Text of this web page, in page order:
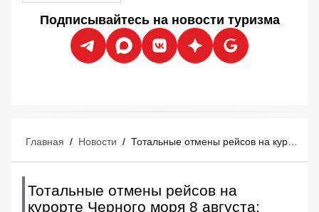
Подписывайтесь на новости туризма
Главная / Новости /
Тотальные отмены рейсов на
курорте Черного моря 8 августа: